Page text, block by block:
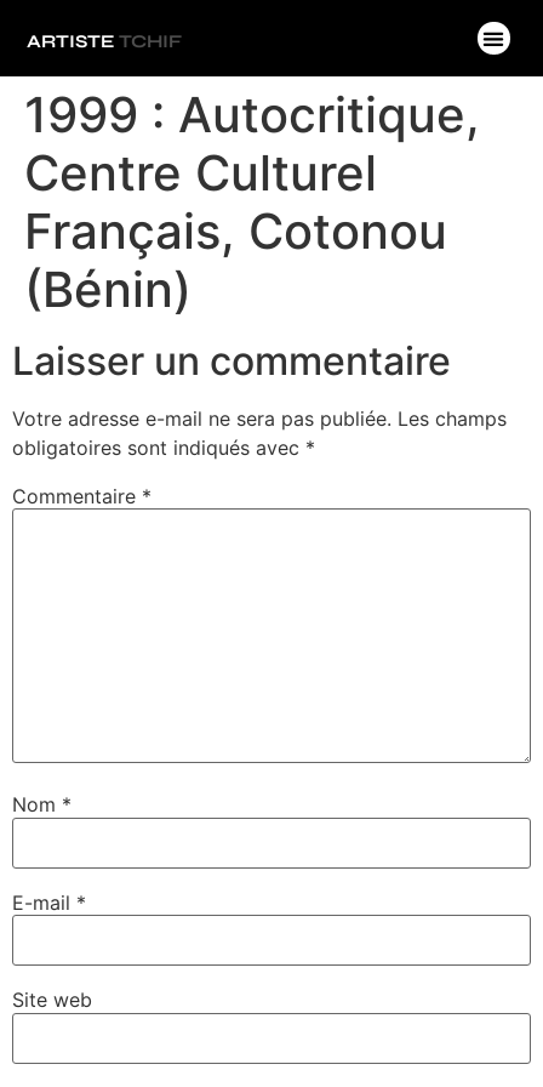
ARTISTE TCHIF
1999 : Autocritique,
Centre Culturel
Français, Cotonou
(Bénin)
Laisser un commentaire
Votre adresse e-mail ne sera pas publiée. Les champs
obligatoires sont indiqués avec *
Commentaire *
Nom *
E-mail *
Site web